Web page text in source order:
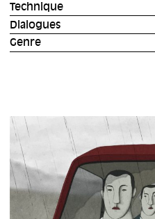
Technique
Dialogues
Genre